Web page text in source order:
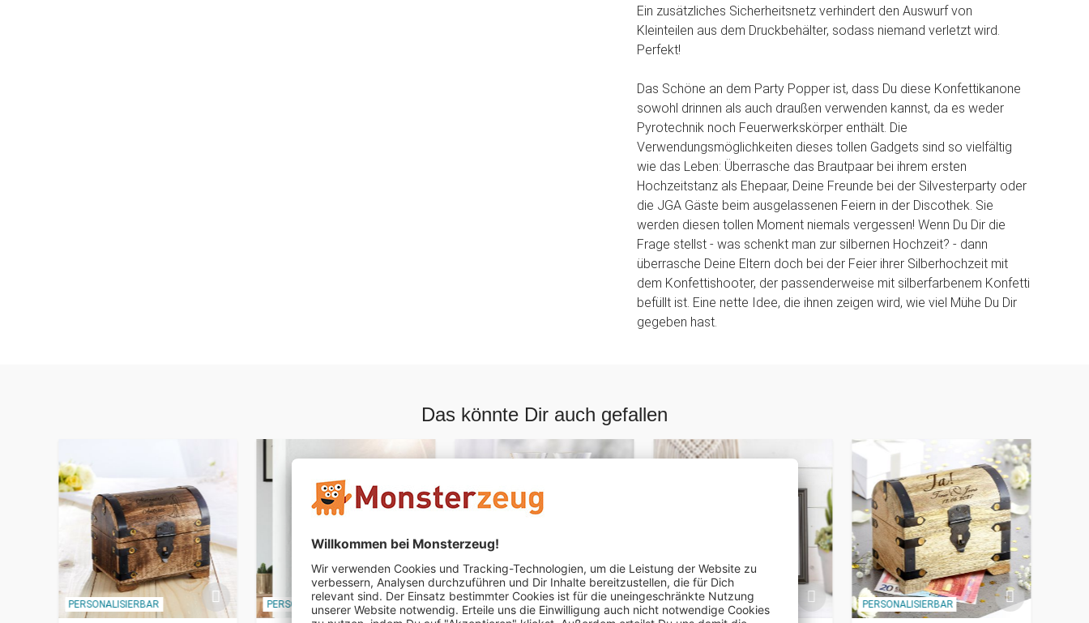
Ein zusätzliches Sicherheitsnetz verhindert den Auswurf von
Kleinteilen aus dem Druckbehälter, sodass niemand verletzt wird.
Perfekt!
Das Schöne an dem Party Popper ist, dass Du diese Konfettikanone
sowohl drinnen als auch draußen verwenden kannst, da es weder
Pyrotechnik noch Feuerwerkskörper enthält. Die
Verwendungsmöglichkeiten dieses tollen Gadgets sind so vielfältig
wie das Leben: Überrasche das Brautpaar bei ihrem ersten
Hochzeitstanz als Ehepaar, Deine Freunde bei der Silvesterparty oder
die JGA Gäste beim ausgelassenen Feiern in der Discothek. Sie
werden diesen tollen Moment niemals vergessen! Wenn Du Dir die
Frage stellst - was schenkt man zur silbernen Hochzeit? - dann
überrasche Deine Eltern doch bei der Feier ihrer Silberhochzeit mit
dem Konfettishooter, der passenderweise mit silberfarbenem Konfetti
befüllt ist. Eine nette Idee, die ihnen zeigen wird, wie viel Mühe Du Dir
gegeben hast.
Das könnte Dir auch gefallen
PERSONALISIERBAR PERSONALISIERBAR PERSONALISIERBAR PERSONALISIERBAR PERSONALISIERBAR